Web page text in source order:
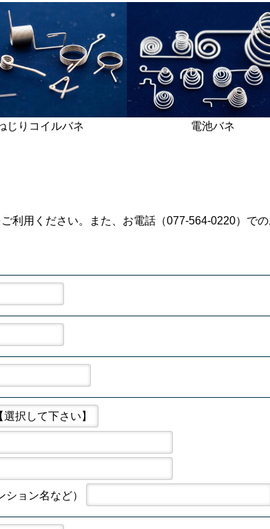
じりコイルバネ 電池バネ
利用ください。また、お電話（077-564-0220）での
ション名など）